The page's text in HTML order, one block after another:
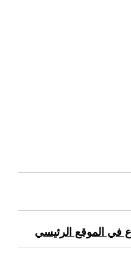
في الموقع الرئيسي